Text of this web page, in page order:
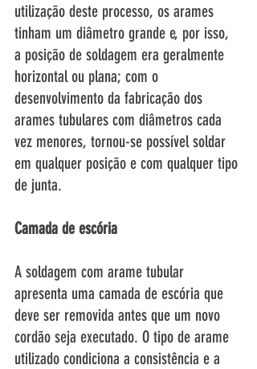
utilização deste processo, os arames
tinham um diâmetro grande e, por isso,
a posição de soldagem era geralmente
horizontal ou plana; com o
desenvolvimento da fabricação dos
arames tubulares com diâmetros cada
vez menores, tornou-se possível soldar
em qualquer posição e com qualquer tipo
de junta.
Camada de escória
A soldagem com arame tubular
apresenta uma camada de escória que
deve ser removida antes que um novo
cordão seja executado. O tipo de arame
utilizado condiciona a consistência e a